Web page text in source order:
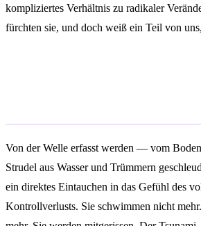
kompliziertes Verhältnis zu radikaler
fürchten sie, und doch weiß ein Teil von
Von der Welle erfasst werden — vom
Strudel aus Wasser und Trümmern
ein direktes Eintauchen in das Gefühl des
Kontrollverlusts. Sie schwimmen nicht